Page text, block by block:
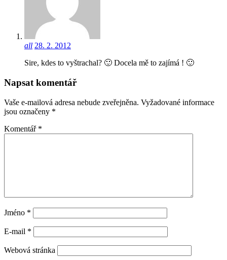
all 28. 2. 2012
Sire, kdes to vyštrachal? 🙂 Docela mě to zajímá ! 🙂
Napsat komentář
Vaše e-mailová adresa nebude zveřejněna. Vyžadované informace
jsou označeny *
Komentář *
Jméno *
E-mail *
Webová stránka